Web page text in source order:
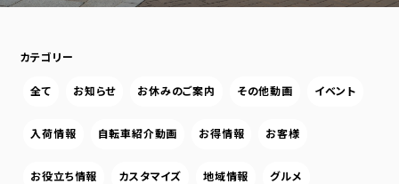
カテゴリー
全て お知らせ お休みのご案内 その他動画 イベント
入荷情報 自転車紹介動画 お得情報 お客様
お役立ち情報 カスタマイズ 地域情報 グルメ